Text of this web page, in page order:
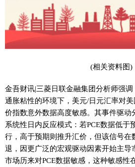
(相关资料图)
金吾财讯|三菱日联金融集团分析师强
通胀粘性的环境下，美元/日元汇率对
价指数意外数据高度敏感。其事件驱动
系统性日内反应模式：若PCE数据低于
行，高于预期则推升汇价，但该信号在
退，因更广泛的宏观驱动因素开始主导
市场历来对PCE数据敏感，这种敏感性